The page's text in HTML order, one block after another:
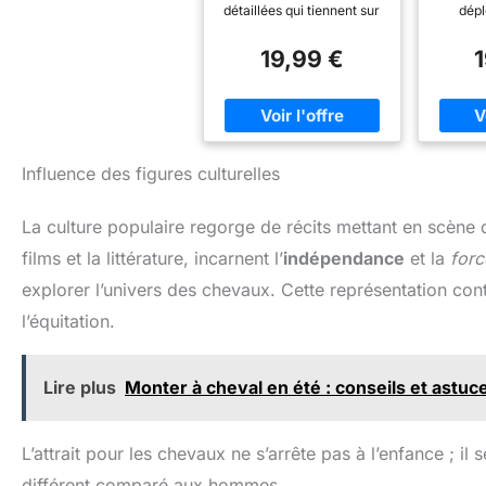
détaillées qui tiennent sur
comprend : 1 exemplaire
de chacun des suivants -
Thoroughbred, Cheval
Tinker, Étalon Pinto,
Jument Arabe, et Cheval
Tennessee Walker. Taille
environ 4 à 5 pouces de
jouets réalistes
fournissent des
informations sur les
recommandé : Ce jouet
est recommandé pour les
19,99 €
vers
et
du
en
Influence des figures culturelles
La culture populaire regorge de récits mettant en
films et la littérature, incarnent l’indépendance et la
explorer l’univers des chevaux. Cette représentation
l’équitation.
Lire plus Monter à cheval en été : conseils et
L’attrait pour les chevaux ne s’arrête pas à l’enfance ;